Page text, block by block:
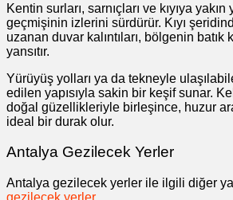
Kentin surları, sarnıçları ve kıyıya yakın
geçmişinin izlerini sürdürür. Kıyı
uzanan duvar kalıntıları, bölgenin batık
yansıtır.
Yürüyüş yolları ya da tekneyle
edilen yapısıyla sakin bir keşif sunar.
doğal güzellikleriyle birleşince, huzur
ideal bir durak olur.
Antalya Gezilecek Yerler
Antalya gezilecek yerler ile ilgili diğer